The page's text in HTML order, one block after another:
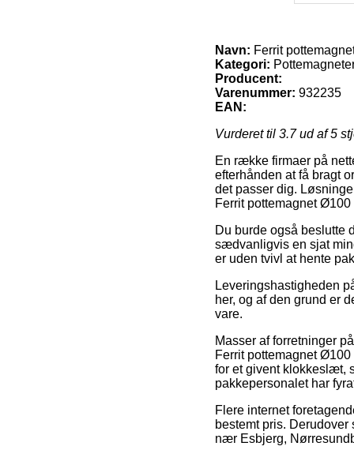
Navn: Ferrit
Kategori:
Producent:
Varenummer: 932235
EAN:
Vurderet til 3.7ud af 5
En række firmaer på
efterhånden at få bragt
det passer dig.
Ferrit pottemagnet
Du burde også beslutte
sædvanligvis en sjat
er uden tvivl at hente
Leveringshastigheden
her, og af den grund er
vare.
Masser af forretninger
Ferrit pottemagnet
for et givent klokkeslæt,
pakkepersonalet har
Flere internet
bestemt pris.
nær Esbjerg,